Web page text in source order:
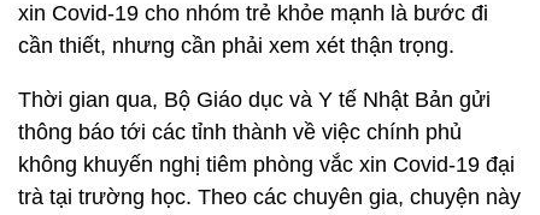
xin Covid-19 cho nhóm trẻ khỏe mạnh là bước đi
cần thiết, nhưng cần phải xem xét thận trọng.
Thời gian qua, Bộ Giáo dục và Y tế Nhật Bản gửi
thông báo tới các tỉnh thành về việc chính phủ
không khuyến nghị tiêm phòng vắc xin Covid-19 đại
trà tại trường học. Theo các chuyên gia, chuyện này